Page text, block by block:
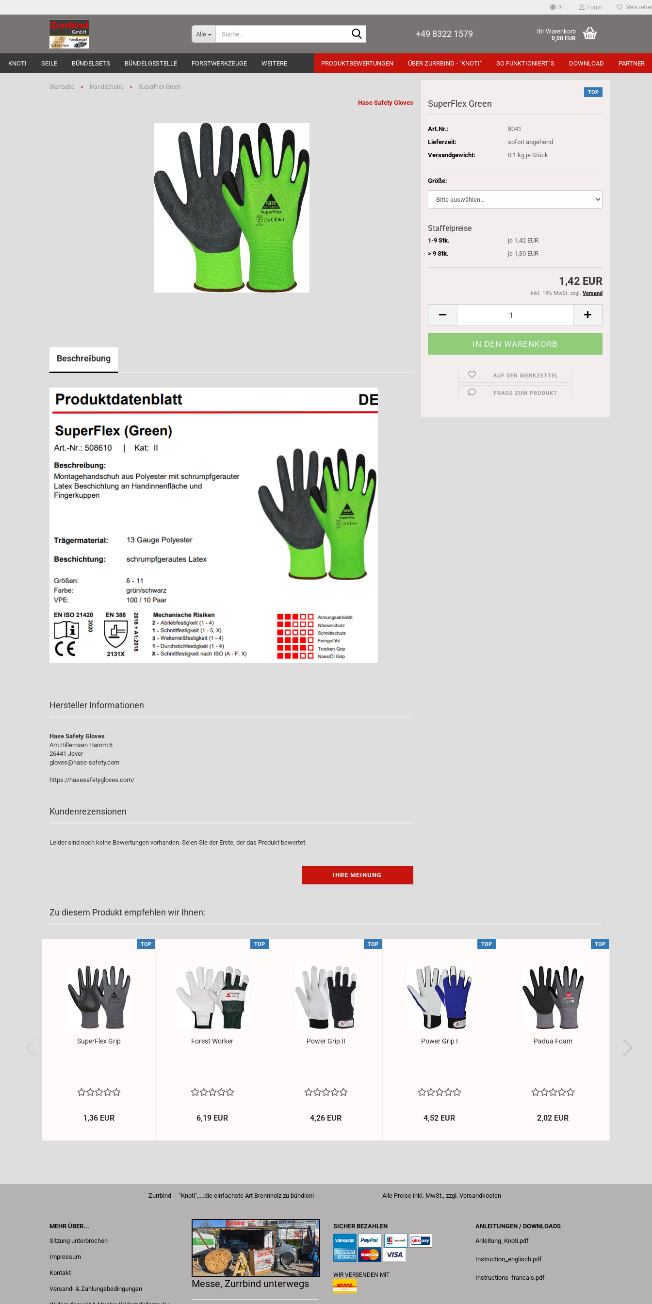
DE Login Merkzettel
Alle +49 8322 1579 Ihr Warenkorb
0,00 EUR
KNOTI SEILE BÜNDELSETS BÜNDELGESTELLE FORSTWERKZEUGE PRODUKTBEWERTUNGEN ÜBER ZURRBIND - "KNOTI" SO FUNKTIONIERT`S DOWNLOAD PARTNER
WEITERE
Startseite » Handschuhe » SuperFlex Green
Hase Safety Gloves
TOP
Su­per­Flex Green
Art.Nr.:
8041
Lieferzeit:
sofort abgehend
Versandgewicht:
0.1 kg je Stück
Größe:
Staffelpreise
1-9 Stk.
je 1,42 EUR
> 9 Stk.
je 1,30 EUR
1,42 EUR
inkl. 19% MwSt. zzgl. Versand
AUF DEN MERKZETTEL
FRAGE ZUM PRODUKT
Beschreibung
Hersteller Informationen
Hase Safety Gloves
Am Hillernsen Hamm 6
26441 Jever
gloves@hase-safety.com
https://hasesafetygloves.com/
Kundenrezensionen
Leider sind noch keine Bewertungen vorhanden. Seien Sie der Erste, der das Produkt bewertet.
IHRE MEINUNG
Zu diesem Produkt empfehlen wir Ihnen:
TOP
Su­per­Flex Grip
1,36 EUR
TOP
Fo­rest Wor­ker
6,19 EUR
TOP
Power Grip II
4,26 EUR
TOP
Power Grip I
4,52 EUR
TOP
Padua Foam
2,02 EUR
Zurrbind - "Knoti",....die einfachste Art Brennholz zu bündlen! Alle Preise inkl. MwSt., zzgl. Versandkosten
MEHR ÜBER...
Sitzung unterbrochen
Impressum
Kontakt
Versand- & Zahlungsbedingungen Messe, Zurrbind unterwegs
SICHER BEZAHLEN
WIR VERSENDEN MIT
ANLEITUNGEN / DOWNLOADS
Anleitung_Knoti.pdf
Instruction_englisch.pdf
Instructions_francais.pdf